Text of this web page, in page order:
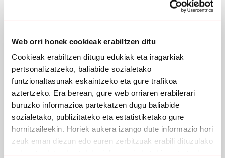
Web orri honek cookieak erabiltzen ditu
Cookieak erabiltzen ditugu edukiak eta iragarkiak
pertsonalizatzeko, baliabide sozialetako
funtzionaltasunak eskaintzeko eta gure trafikoa
aztertzeko. Era berean, gure web orriaren erabilerari
buruzko informazioa partekatzen dugu baliabide
sozialetako, publizitateko eta estatistiketako gure
hornitzaileekin. Horiek aukera izango dute informazio hori
zeuk eman diezun edo euren zerbitzuak erabili dituzulako
“Gure kantuak nahiko nostalgikoak, surrealistak eta onirikoak
dira orokorrean”
“Deseraikitzea izan da helburua, orube bat bilatu eta berriro
hastea”
“Denoi gustatzen zaigu gauzak zainduta eta kalitatez egitea”
“Esentziara iristeko gaitasuna batzuetan galdu egiten dugu”
Musika eta “bazterrak nahastea” (Kanterriko kronikak II)